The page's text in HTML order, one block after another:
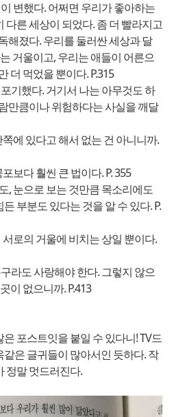
변했다. 어쩌면 우리가 좋아하는
다른 세상이 되었다. 좀 더 빨라지고
해졌다. 우리를 둘러싼 세상과 달
거울이고, 우리는 애들이 어른으
더 먹었을 뿐이다. P.315
기했다. 거기서 나는 아무것도 하
만큼이나 위험하다는 사실을 깨달
에 있다고 해서 없는 건 아니니까.
보다 훨씬 큰 법이다. P. 355
, 눈으로 보는 것만큼 목소리에도
부분도 있다는 것을 알 수 있다. P.
로의 거울에 비치는 상일 뿐이다.
라도 사랑해야 한다. 그렇지 않으
이 없으니까. P.413
포스트잇을 붙일 수 있다니! TV드
은 글귀들이 많아서인 듯하다. 작
정말 멋드러진다.